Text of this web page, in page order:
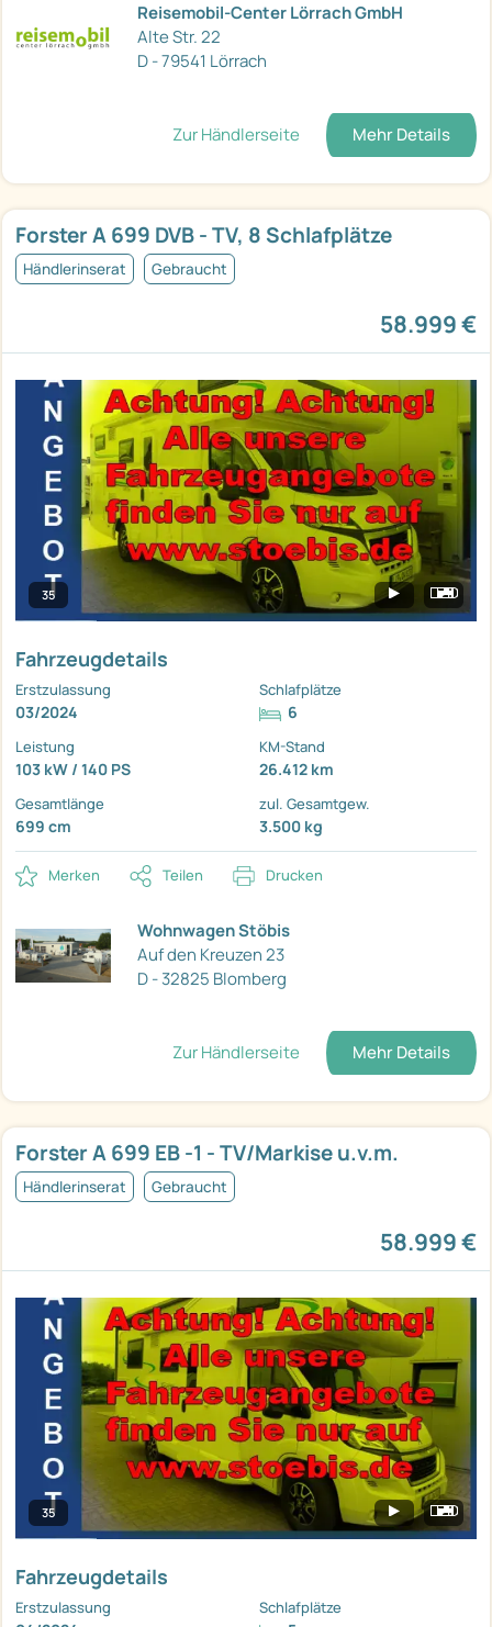
Reisemobil-Center Lörrach GmbH
Alte Str. 22
D - 79541 Lörrach
Zur Händlerseite Mehr Details
Forster A 699 DVB - TV, 8 Schlafplätze
Händlerinserat Gebraucht
58.999 €
35
Fahrzeugdetails
Erstzulassung
03/2024
Schlafplätze
6
Leistung
103 kW / 140 PS
KM-Stand
26.412 km
Gesamtlänge
699 cm
zul. Gesamtgew.
3.500 kg
Merken Teilen Drucken
Wohnwagen Stöbis
Auf den Kreuzen 23
D - 32825 Blomberg
Zur Händlerseite Mehr Details
Forster A 699 EB -1 - TV/Markise u.v.m.
Händlerinserat Gebraucht
58.999 €
35
Fahrzeugdetails
Erstzulassung Schlafplätze